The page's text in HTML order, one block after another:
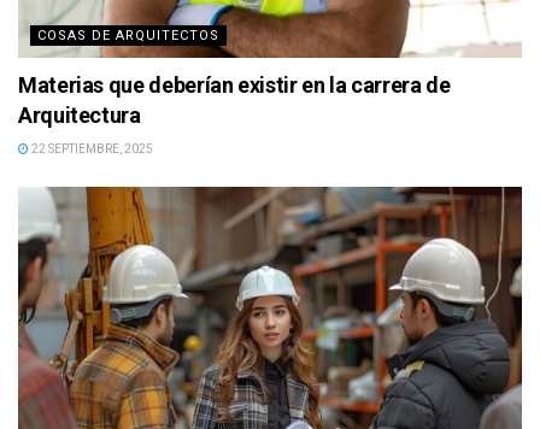
COSAS DE ARQUITECTOS
Materias que deberían existir en la carrera de
Arquitectura
22 SEPTIEMBRE, 2025